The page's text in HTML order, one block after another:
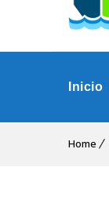
Inicio
Home